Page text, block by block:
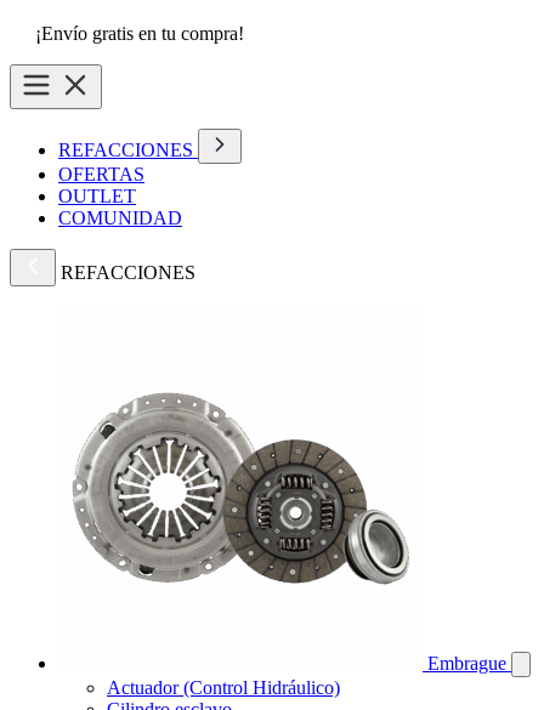
¡Envío gratis en tu compra!
REFACCIONES
OFERTAS
OUTLET
COMUNIDAD
REFACCIONES
Embrague
Actuador (Control Hidráulico)